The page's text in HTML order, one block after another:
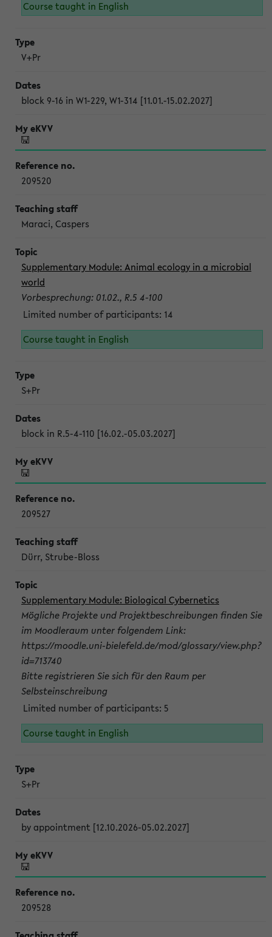
Course taught in English
V+Pr
block 9-16 in W1-229, W1-314 [11.01.-15.02.2027]
209520
Maraci, Caspers
Supplementary Module: Animal ecology in a microbial
world
Vorbesprechung: 01.02., R.5 4-100
Limited number of participants: 14
Course taught in English
S+Pr
block in R.5-4-110 [16.02.-05.03.2027]
209527
Dürr, Strube-Bloss
Supplementary Module: Biological Cybernetics
Mögliche Projekte und Projektbeschreibungen finden Sie
im Moodleraum unter folgendem Link:
https://moodle.uni-bielefeld.de/mod/glossary/view.php?
id=713740
Bitte registrieren Sie sich für den Raum per
Selbsteinschreibung
Limited number of participants: 5
Course taught in English
S+Pr
by appointment [12.10.2026-05.02.2027]
209528